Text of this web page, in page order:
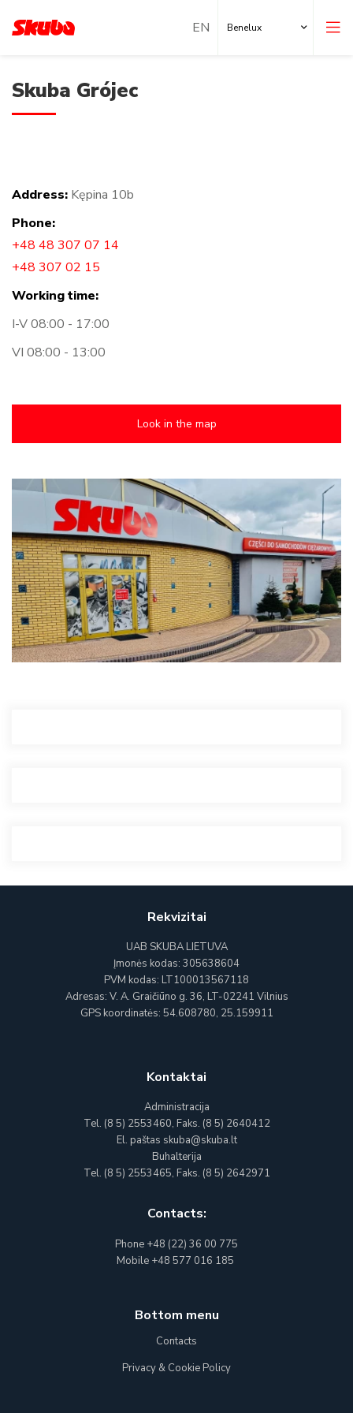
Benelux
Skuba Grójec
Address: Kępina 10b
Phone:
+48 48 307 07 14
+48 307 02 15
Working time:
I-V 08:00 - 17:00
VI 08:00 - 13:00
Look in the map
Rekvizitai
UAB SKUBA LIETUVA
Įmonės kodas: 305638604
PVM kodas: LT100013567118
Adresas: V. A. Graičiūno g. 36, LT-02241 Vilnius
GPS koordinatės: 54.608780, 25.159911
Kontaktai
Administracija
Tel. (8 5) 2553460, Faks. (8 5) 2640412
El. paštas skuba@skuba.lt
Buhalterija
Tel. (8 5) 2553465, Faks. (8 5) 2642971
Contacts:
Phone +48 (22) 36 00 775
Mobile +48 577 016 185
Bottom menu
Contacts
Privacy & Cookie Policy